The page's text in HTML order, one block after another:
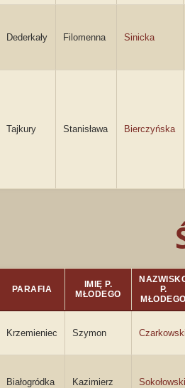
Dederkały Filomenna Sinicka
Tajkury Stanisława Bierczyńska
PARAFIA
IMIĘ P.
MŁODEGO
P.
Krzemieniec Szymon
Białogródka Kazimierz Sokołowski